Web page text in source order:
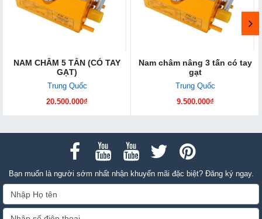
NAM CHÂM 5 TẤN (CÓ TAY
GẠT)
Trung Quốc
20.500.000₫
Nam châm nâng 3 tấn có tay
gạt
Trung Quốc
9.500.000₫
Bạn muốn là người sớm nhất nhận khuyến mãi đặc biệt? Đăng ký ngay.